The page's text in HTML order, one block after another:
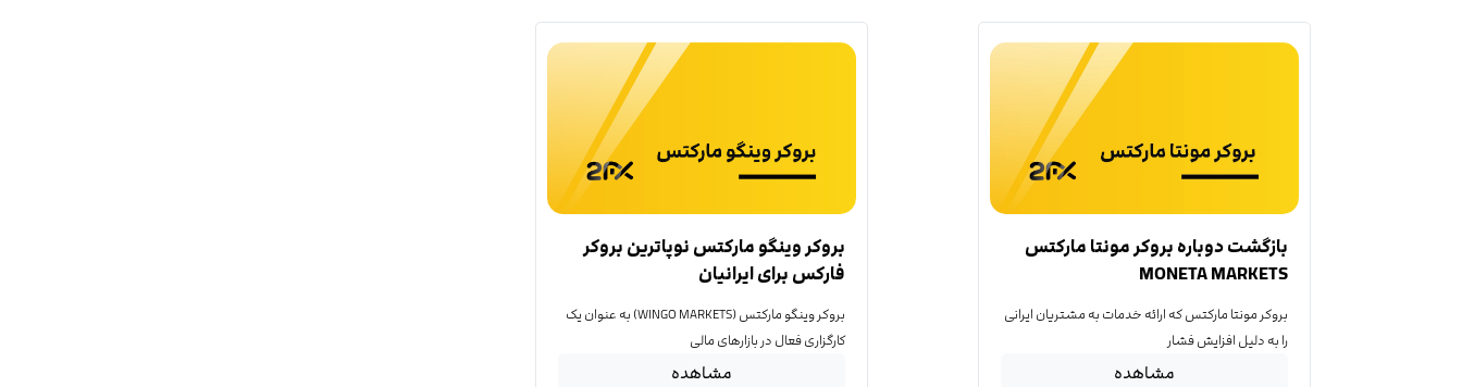
بازگشت دوباره بروکر مونتا مارکتس
MONETA MARKETS
بروکر مونتا مارکتس که ارائه خدمات به مشتریان ایرانی
را به دلیل افزایش فشار
مشاهده
بروکر وینگو مارکتس نوپاترین بروکر
فارکس برای ایرانیان
بروکر وینگو مارکتس (WINGO MARKETS) به عنوان یک
کارگزاری فعال در بازارهای مالی
مشاهده